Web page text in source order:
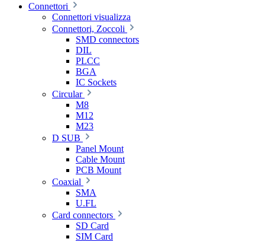
Connettori
Connettori visualizza
Connettori, Zoccoli
SMD connectors
DIL
PLCC
BGA
IC Sockets
Circular
M8
M12
M23
D SUB
Panel Mount
Cable Mount
PCB Mount
Coaxial
SMA
U.FL
Card connectors
SD Card
SIM Card